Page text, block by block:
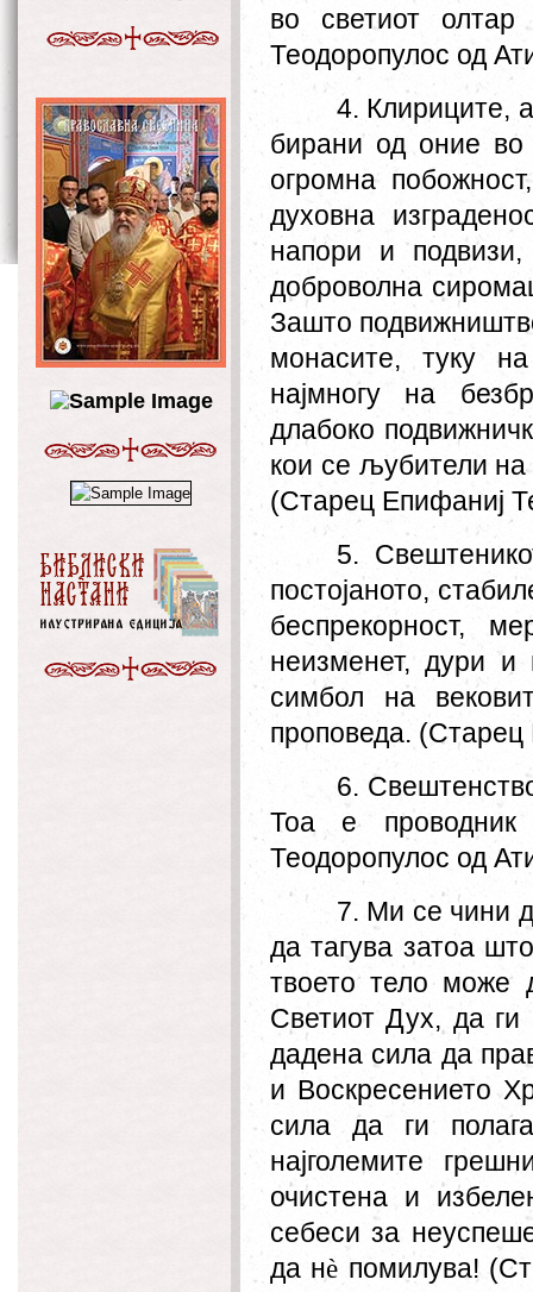
во светиот
Теодоропулос од
4. Клириците,
бирани од оние во
огромна
духовна
напори и
доброволна
Зашто
монасите, туку
најмногу на
длабоко
кои се љубители
(Старец Епифаниј
5.
постојаното,
беспрекорност,
неизменет, дури и
симбол на
проповеда.
6.
Тоа е проводник
Теодоропулос од
7. Ми се чини
да тагува затоа
твоето тело може
Светиот Дух, да
дадена сила да
и Воскресението
сила да ги
најголемите
очистена и
себеси за
да нè помилува!